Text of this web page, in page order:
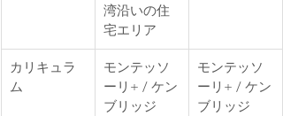
湾沿いの住
宅エリア
カリキュラ
ム
モンテッソ
ーリ+ / ケン
ブリッジ
モンテッソ
ーリ+ / ケン
ブリッジ